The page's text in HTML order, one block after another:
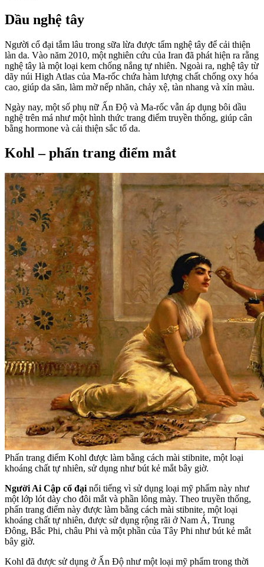
Dầu nghệ tây
Người cổ đại tắm lâu trong sữa lừa được tẩm nghệ tây để cải thiện
làn da. Vào năm 2010, một nghiên cứu của Iran đã phát hiện ra rằng
nghệ tây là một loại kem chống nắng tự nhiên. Ngoài ra, nghệ tây từ
dãy núi High Atlas của Ma-rốc chứa hàm lượng chất chống oxy hóa
cao, giúp da săn, làm mờ nếp nhăn, chảy xệ, tàn nhang và xỉn màu.
Ngày nay, một số phụ nữ Ấn Độ và Ma-rốc vẫn áp dụng bôi dầu
nghệ trên má như một hình thức trang điểm truyền thống, giúp cân
bằng hormone và cải thiện sắc tố da.
Kohl – phấn trang điểm mắt
Phấn trang điểm Kohl được làm bằng cách mài stibnite, một loại
khoáng chất tự nhiên, sử dụng như bút kẻ mắt bây giờ.
Người Ai Cập cổ đại nổi tiếng vì sử dụng loại mỹ phẩm này như
một lớp lót dày cho đôi mắt và phần lông mày. Theo truyền thống,
phấn trang điểm này được làm bằng cách mài stibnite, một loại
khoáng chất tự nhiên, được sử dụng rộng rãi ở Nam Á, Trung
Đông, Bắc Phi, châu Phi và một phần của Tây Phi như bút kẻ mắt
bây giờ.
Kohl đã được sử dụng ở Ấn Độ như một loại mỹ phẩm trong thời